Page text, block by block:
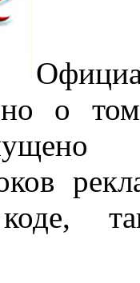
о
коде,